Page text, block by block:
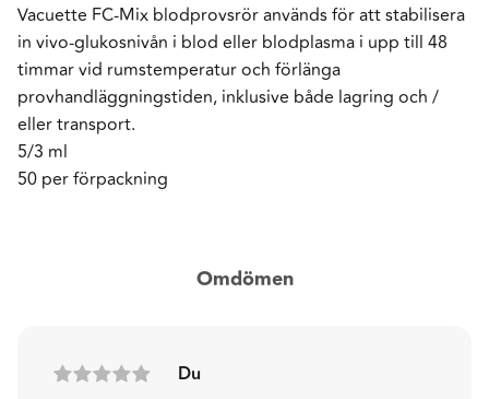
Vacuette FC-Mix blodprovsrör används för att stabilisera
in vivo-glukosnivån i blod eller blodplasma i upp till 48
timmar vid rumstemperatur och förlänga
provhandläggningstiden, inklusive både lagring och /
eller transport.
5/3 ml
50 per förpackning
Omdömen
Du